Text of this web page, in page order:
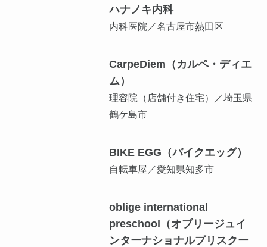
ハナノキ内科
内科医院／名古屋市熱田区
CarpeDiem（カルペ・ディエ
ム）
理容院（店舗付き住宅）／埼玉県
鶴ケ島市
BIKE EGG（バイクエッグ）
自転車屋／愛知県知多市
oblige international
preschool（オブリージュイ
ンターナショナルプリスクー